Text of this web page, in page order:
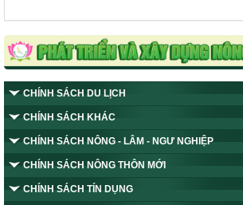
CHÍNH SÁCH DU LỊCH
CHÍNH SÁCH KHÁC
CHÍNH SÁCH NÔNG - LÂM - NGƯ NGHIỆP
CHÍNH SÁCH NÔNG THÔN MỚI
CHÍNH SÁCH TÍN DỤNG